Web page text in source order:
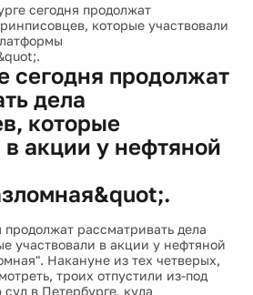
сегодня продолжат
которые участвовали
сегодня продолжат
дела
которые
в акции у нефтяной
продолжат рассматривать дела
участвовали в акции у нефтяной
Накануне из тех четверых,
троих отпустили из-под
в Петербурге, куда